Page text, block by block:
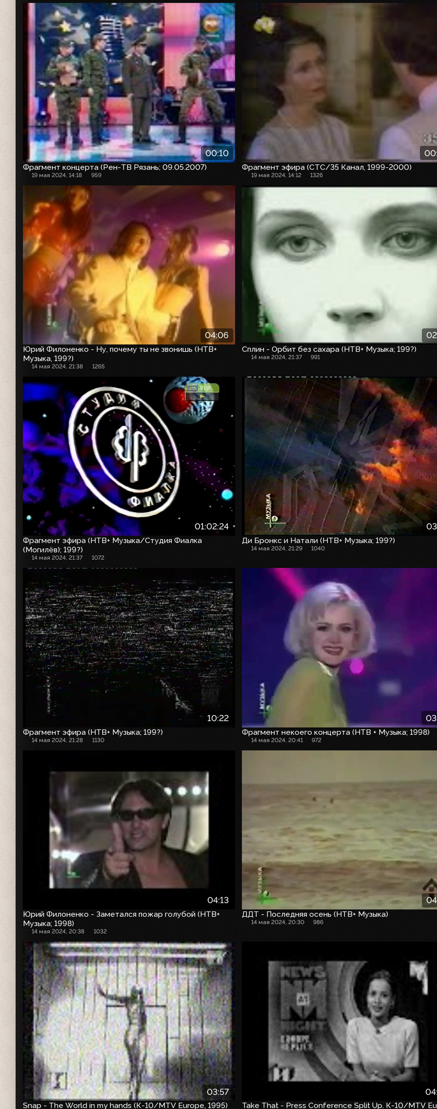
00:10
Фрагмент концерта (Рен-ТВ Рязань; 09.05.2007)
19 мая 2024, 14:18 959
Фрагмент эфира (СТС/35 Канал, 1999-2000)
19 мая 2024, 14:12 1326
04:06
Юрий Филоненко - Ну, почему ты не звонишь (НТВ+
Музыка, 199?)
14 мая 2024, 21:38 1265
Сплин - Орбит без сахара (НТВ+ Музыка; 199?)
14 мая 2024, 21:37 991
01:02:24
Фрагмент эфира (НТВ+ Музыка/Студия Фиалка
(Могилёв); 199?)
14 мая 2024, 21:37 1072
Ди Бронкс и Натали (НТВ+ Музыка; 199?)
14 мая 2024, 21:29 1040
10:22
Фрагмент эфира (НТВ+ Музыка; 199?)
14 мая 2024, 21:28 1130
Фрагмент некоего концерта (НТВ + Музыка; 1998)
14 мая 2024, 20:41 972
04:13
Юрий Филоненко - Заметался пожар голубой (НТВ+
Музыка; 1998)
14 мая 2024, 20:38 1032
ДДТ - Последняя осень (НТВ+ Музыка)
14 мая 2024, 20:30 986
03:57
Snap - The World in my hands (К-10/MTV Europe, 1995) Take That - Press Conference Split Up. К-10/MTV